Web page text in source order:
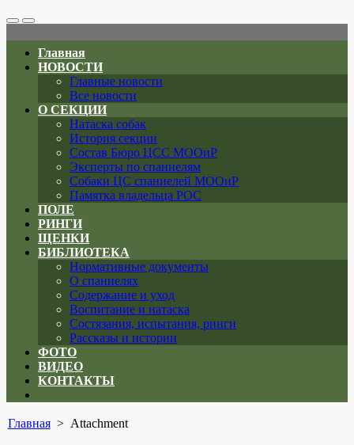
Search
Toggle
Меню
Главная
НОВОСТИ
Главные новости
Все новости
О СЕКЦИИ
Натаска собак
История секции
Состав Бюро ЦСС МООиР
Эксперты по спаниелям
Собаки ЦС спаниелей МООиР
Памятка владельца РОС
ПОЛЕ
РИНГИ
ЩЕНКИ
БИБЛИОТЕКА
Нормативные документы
О спаниелях
Содержание и уход
Воспитание и натаска
Состязания, испытания, ринги
Рассказы и истории
ФОТО
ВИДЕО
КОНТАКТЫ
menu
Главная> Attachment